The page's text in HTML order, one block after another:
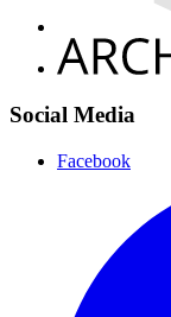
Social Media
Facebook